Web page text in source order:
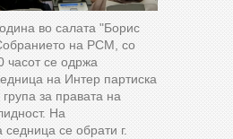
во салата "Борис
на РСМ, со
часот се одржа
на Интер партиска
за правата на
На
седница се обрати г.